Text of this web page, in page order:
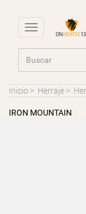
Toggle
Inicio > Herraje >
IRON MOUNTAIN